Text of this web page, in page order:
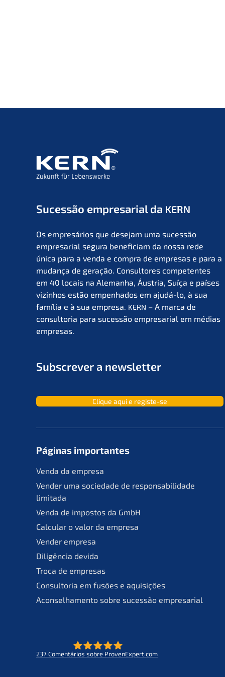
Suces­são empre­sa­ri­al da KERN
Os empresá­ri­os que desejam uma suces­são
empre­sa­ri­al segura benefi­ci­am da nossa rede
única para a venda e compra de empre­sas e para a
mudan­ça de geração. Consul­to­res compe­ten­tes
em 40 locais na Aleman­ha, Áustria, Suíça e países
vizin­hos estão empen­ha­dos em ajudá-lo, à sua
família e à sua empre­sa. KERN – A marca de
consult­oria para suces­são empre­sa­ri­al em médias
empresas.
Subscrever a newsletter
Clique aqui e registe-se
Páginas importan­tes
Venda da empresa
Vender uma socie­da­de de responsa­bil­ida­de
limitada
Venda de impos­tos da GmbH
Calcu­lar o valor da empresa
Vender empre­sa
Diligên­cia devida
Troca de empresas
Consult­oria em fusões e aquisições
Aconsel­ha­men­to sobre suces­são empresarial
237 Comen­tá­ri­os sobre ProvenExpert.com